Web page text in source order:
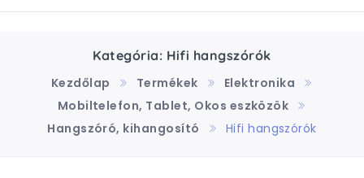
Kategória: Hifi hangszórók
Kezdőlap
Termékek
Elektronika
Mobiltelefon, Tablet, Okos eszközök
Hangszóró, kihangosító
Hifi hangszórók